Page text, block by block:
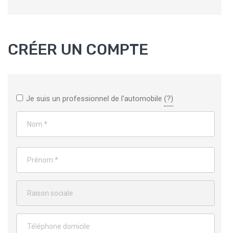
CRÉER UN COMPTE
Je suis un professionnel de l'automobile (?)